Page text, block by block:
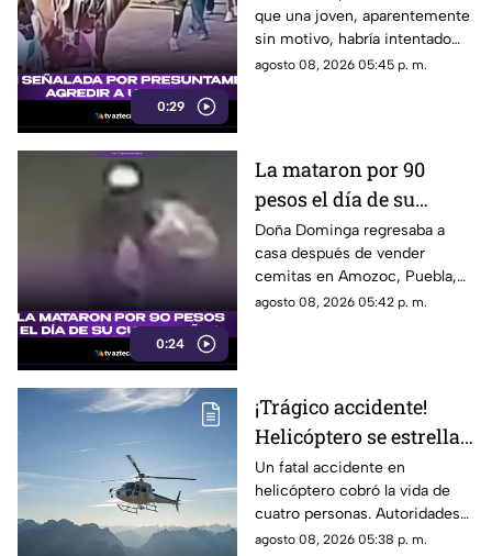
0:29
Pueblo Mágico
que una joven, aparentemente
sin motivo, habría intentado
agredir a un pequeño pony.
agosto 08, 2026 05:45 p. m.
0:24
La mataron por 90
pesos el día de su
cumpleaños; Este es el
caso de Doña Dominga
Doña Dominga regresaba a
casa después de vender
cemitas en Amozoc, Puebla,
cuando presuntamente un
agosto 08, 2026 05:42 p. m.
¡Trágico accidente!
Helicóptero se estrella
en zona boscosa y
mueren cuatro
personas
Un fatal accidente en
helicóptero cobró la vida de
cuatro personas. Autoridades
confirmaron que la aeronave
agosto 08, 2026 05:38 p. m.